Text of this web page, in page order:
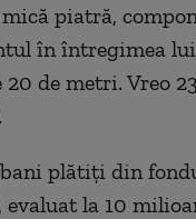
piatră,
în întregimea lui
de metri. Vreo
bani plătiţi din
la 10